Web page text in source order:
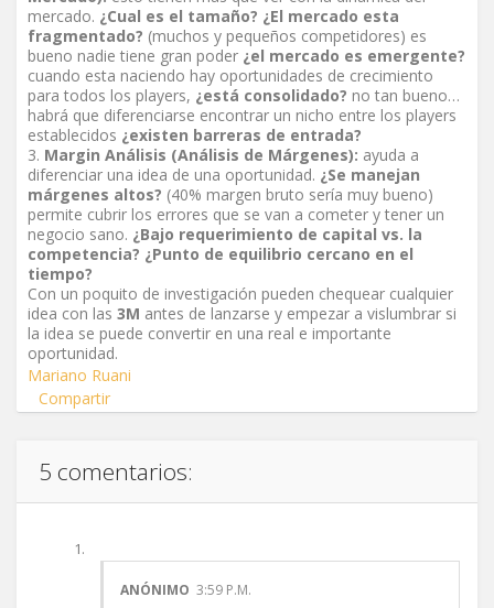
mercado. ¿Cual es el tamaño? ¿El mercado esta
fragmentado? (muchos y pequeños competidores) es
bueno nadie tiene gran poder ¿el mercado es emergente?
cuando esta naciendo hay oportunidades de crecimiento
para todos los players, ¿está consolidado? no tan bueno…
habrá que diferenciarse encontrar un nicho entre los players
establecidos ¿existen barreras de entrada?
Margin Análisis (Análisis de Márgenes): ayuda a
diferenciar una idea de una oportunidad. ¿Se manejan
márgenes altos? (40% margen bruto sería muy bueno)
permite cubrir los errores que se van a cometer y tener un
negocio sano. ¿Bajo requerimiento de capital vs. la
competencia? ¿Punto de equilibrio cercano en el
tiempo?
Con un poquito de investigación pueden chequear cualquier
idea con las 3M antes de lanzarse y empezar a vislumbrar si
la idea se puede convertir en una real e importante
oportunidad.
Mariano Ruani
Compartir
5 comentarios:
ANÓNIMO 3:59 P.M.